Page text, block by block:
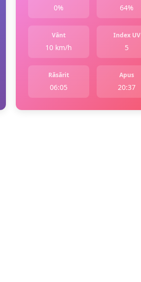
0% 64%
Vânt
10 km/h
Index UV
5
Răsărit
06:05
Apus
20:37